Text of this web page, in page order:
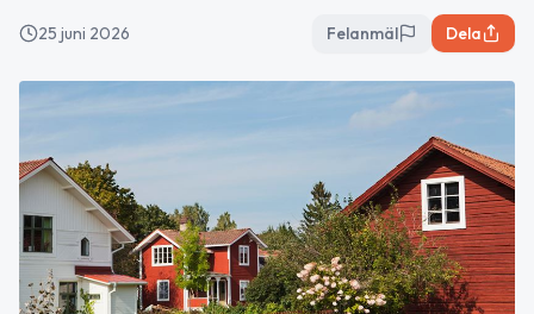
25 juni 2026 Felanmäl Dela